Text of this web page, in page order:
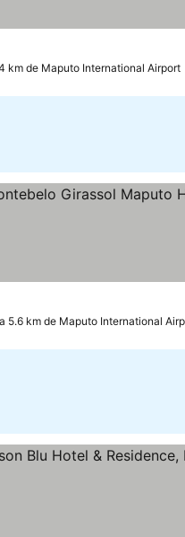
km de Maputo International Airport
a 5.6 km de Maputo International